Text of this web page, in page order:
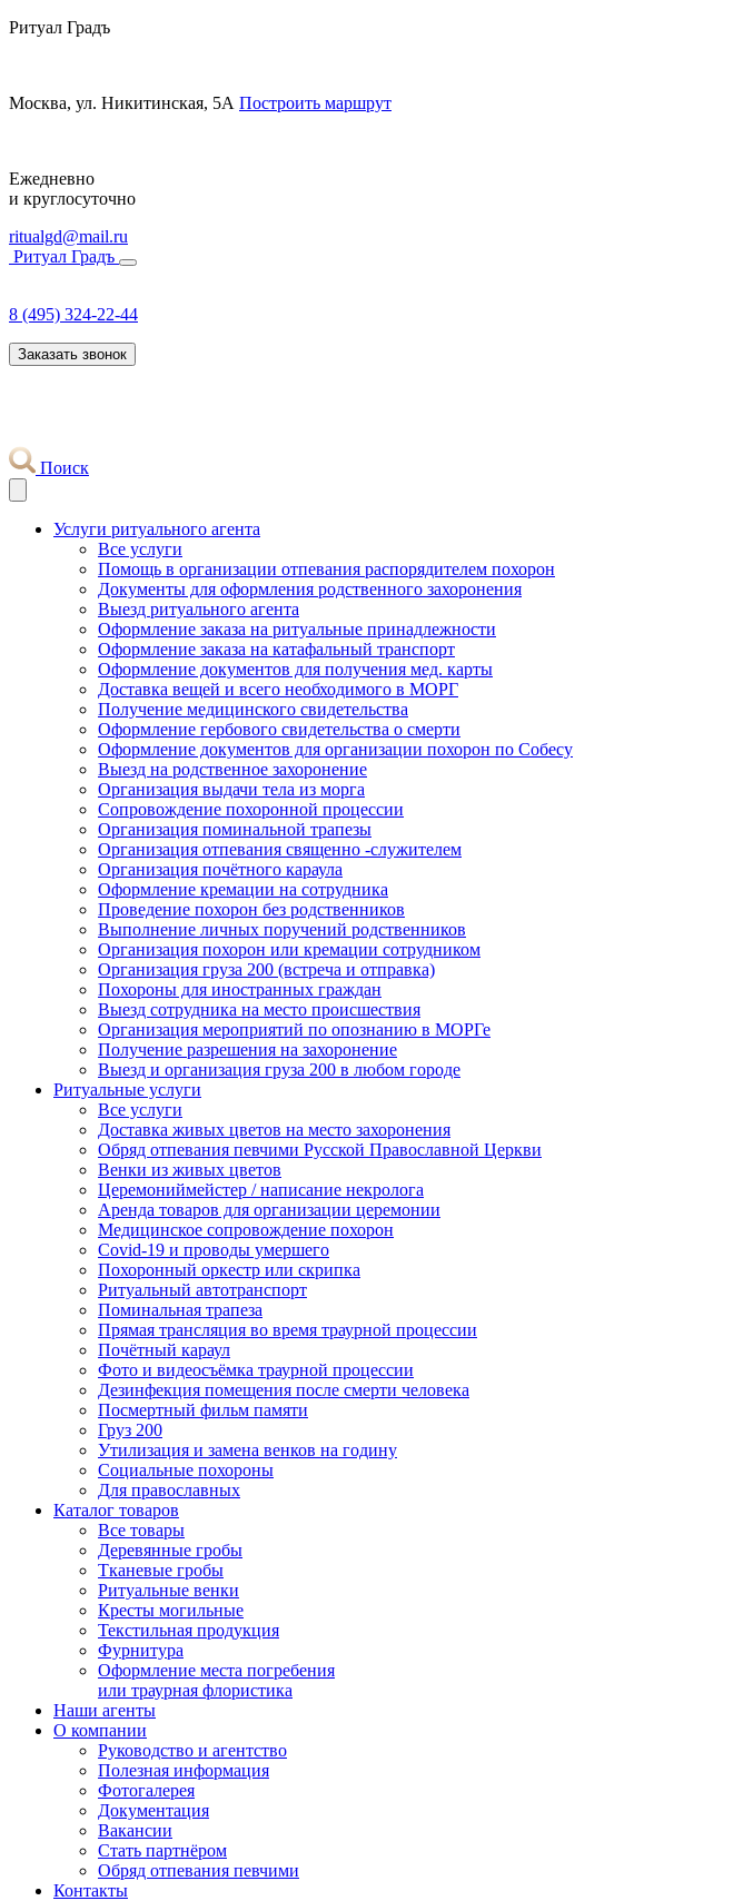
Ритуал Градъ
Москва, ул. Никитинская, 5А Построить маршрут
Ежедневно
и круглосуточно
ritualgd@mail.ru
Ритуал Градъ
8 (495) 324-22-44
Заказать звонок
Поиск
Услуги ритуального агента
Все услуги
Помощь в организации отпевания распорядителем похорон
Документы для оформления родственного захоронения
Выезд ритуального агента
Оформление заказа на ритуальные принадлежности
Оформление заказа на катафальный транспорт
Оформление документов для получения мед. карты
Доставка вещей и всего необходимого в МОРГ
Получение медицинского свидетельства
Оформление гербового свидетельства о смерти
Оформление документов для организации похорон по Собесу
Выезд на родственное захоронение
Организация выдачи тела из морга
Сопровождение похоронной процессии
Организация поминальной трапезы
Организация отпевания священно -служителем
Организация почётного караула
Оформление кремации на сотрудника
Проведение похорон без родственников
Выполнение личных поручений родственников
Организация похорон или кремации сотрудником
Организация груза 200 (встреча и отправка)
Похороны для иностранных граждан
Выезд сотрудника на место происшествия
Организация мероприятий по опознанию в МОРГе
Получение разрешения на захоронение
Выезд и организация груза 200 в любом городе
Ритуальные услуги
Все услуги
Доставка живых цветов на место захоронения
Обряд отпевания певчими Русской Православной Церкви
Венки из живых цветов
Церемониймейстер / написание некролога
Аренда товаров для организации церемонии
Медицинское сопровождение похорон
Covid-19 и проводы умершего
Похоронный оркестр или скрипка
Ритуальный автотранспорт
Поминальная трапеза
Прямая трансляция во время траурной процессии
Почётный караул
Фото и видеосъёмка траурной процессии
Дезинфекция помещения после смерти человека
Посмертный фильм памяти
Груз 200
Утилизация и замена венков на годину
Социальные похороны
Для православных
Каталог товаров
Все товары
Деревянные гробы
Тканевые гробы
Ритуальные венки
Кресты могильные
Текстильная продукция
Фурнитура
Оформление места погребения
или траурная флористика
Наши агенты
О компании
Руководство и агентство
Полезная информация
Фотогалерея
Документация
Вакансии
Стать партнёром
Обряд отпевания певчими
Контакты